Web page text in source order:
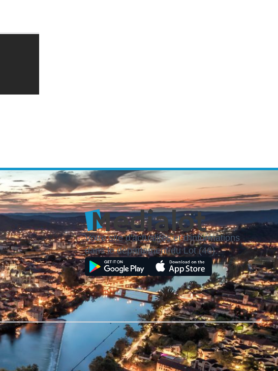
Votre site d'actualités et d'informations
dans le département du Lot (46).